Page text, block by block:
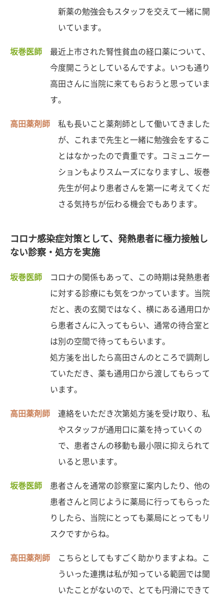
新薬の勉強会もスタッフを交えて一緒に開
いています。
坂巻医師
最近上市された腎性貧血の経口薬について、
今度開こうとしているんですよ。いつも通り
高田さんに当院に来てもらおうと思っていま
す。
高田薬剤師
私も長いこと薬剤師として働いてきました
が、これまで先生と一緒に勉強会をするこ
とはなかったので貴重です。コミュニケー
ションもよりスムーズになりますし、坂巻
先生が何より患者さんを第一に考えてくだ
さる気持ちが伝わる機会でもあります。
コロナ感染症対策として、発熱患者に極力接触し
ない診察・処方を実施
坂巻医師
コロナの関係もあって、この時期は発熱患者
に対する診療にも気をつかっています。当院
だと、表の玄関ではなく、横にある通用口か
ら患者さんに入ってもらい、通常の待合室と
は別の空間で待ってもらいます。
処方箋を出したら高田さんのところで調剤し
ていただき、薬も通用口から渡してもらって
います。
高田薬剤師
連絡をいただき次第処方箋を受け取り、私
やスタッフが通用口に薬を持っていくの
で、患者さんの移動も最小限に抑えられて
いると思います。
坂巻医師
患者さんを通常の診察室に案内したり、他の
患者さんと同じように薬局に行ってもらった
りしたら、当院にとっても薬局にとってもリ
スクですからね。
高田薬剤師
こちらとしてもすごく助かりますよね。こ
ういった連携は私が知っている範囲では聞
いたことがないので、とても円滑にできて